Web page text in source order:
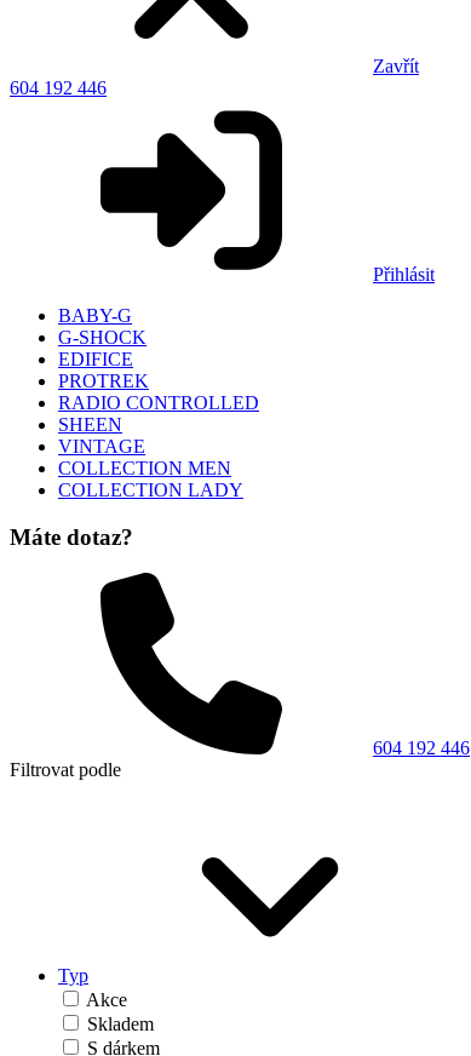
Zavřít
604 192 446
Přihlásit
BABY-G
G-SHOCK
EDIFICE
PROTREK
RADIO CONTROLLED
SHEEN
VINTAGE
COLLECTION MEN
COLLECTION LADY
Máte dotaz?
604 192 446
Filtrovat podle
Typ
Akce
Skladem
S dárkem